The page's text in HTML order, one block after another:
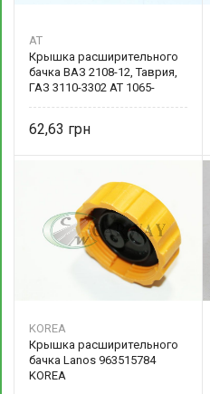
AT
Крышка расширительного
бачка ВАЗ 2108-12, Таврия,
ГАЗ 3110-3302 AT 1065-
62,63
KOREA
Крышка расширительного
бачка Lanos 963515784
KOREA